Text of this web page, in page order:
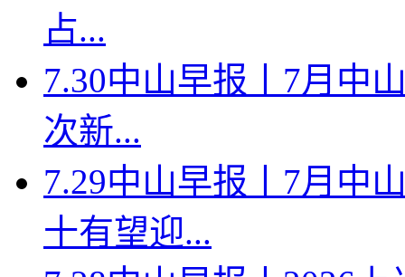
占...
7.30中山早报丨7月中
次新...
7.29中山早报丨7月中
十有望迎...